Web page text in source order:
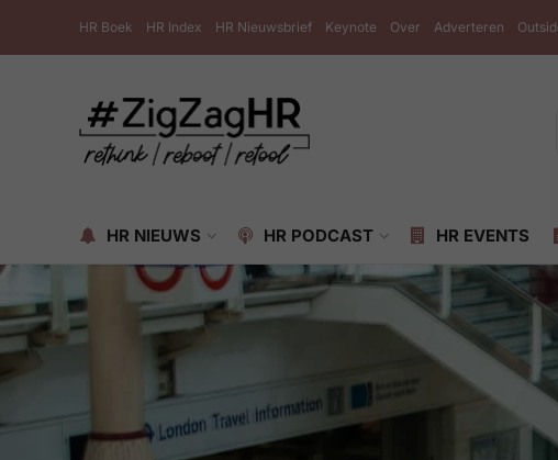
HR Boek HR Index HR Nieuwsbrief Keynote Over Adverteren
HR NIEUWS HR PODCAST HR EVENTS